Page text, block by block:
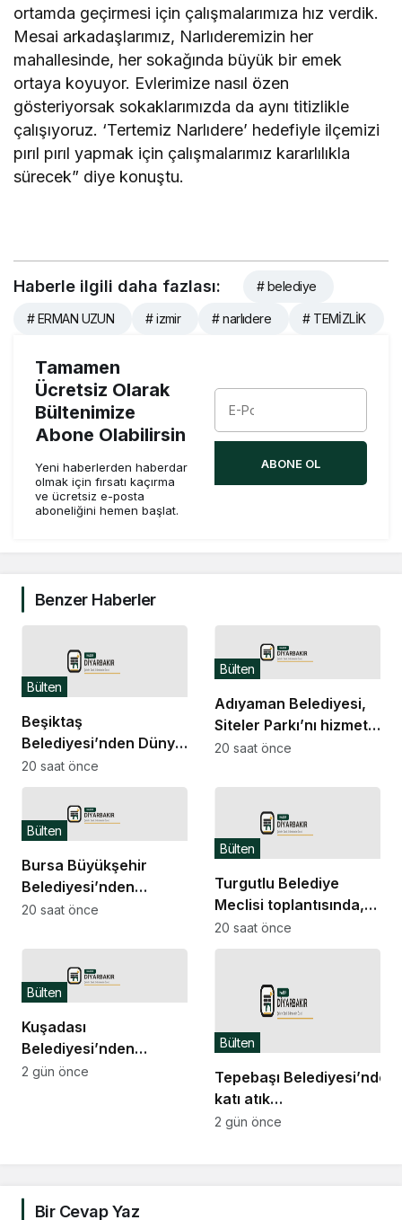
ortamda geçirmesi için çalışmalarımıza hız verdik.
Mesai arkadaşlarımız, Narlıderemizin her
mahallesinde, her sokağında büyük bir emek
ortaya koyuyor. Evlerimize nasıl özen
gösteriyorsak sokaklarımızda da aynı titizlikle
çalışıyoruz. ‘Tertemiz Narlıdere’ hedefiyle ilçemizi
pırıl pırıl yapmak için çalışmalarımız kararlılıkla
sürecek” diye konuştu.
Haberle ilgili daha fazlası: # belediye
# ERMAN UZUN # izmir # narlıdere # TEMİZLİK
Tamamen
Ücretsiz Olarak
Bültenimize
Abone Olabilirsin
Yeni haberlerden haberdar
olmak için fırsatı kaçırma
ve ücretsiz e-posta
aboneliğini hemen başlat.
ABONE OL
Benzer Haberler
Beşiktaş
Belediyesi’nden Dünya
Kediler Günü’ne özel
“Kedi Müzesi” etkinliği
Bülten
20 saat önce
Adıyaman Belediyesi,
Siteler Parkı’nı hizmete
açıyor
Bülten
20 saat önce
Bursa Büyükşehir
Belediyesi’nden
Keles’te yol çalışması
Bülten
20 saat önce
Turgutlu Belediye
Meclisi toplantısında,
gündemdeki konular
karara bağlandı
Bülten
20 saat önce
Kuşadası
Belediyesi’nden
eğitime çok yönlü
Bülten
2 gün önce
Tepebaşı Belediyesi’nden
katı atık
bedeli açıklaması:
Bülten
2 gün önce
Bir Cevap Yaz